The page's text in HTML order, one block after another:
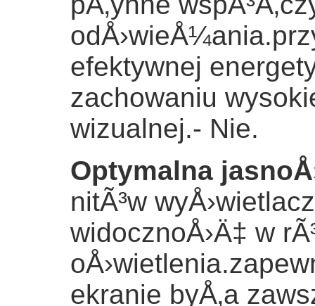
efektywnej
zachowaniu
wizualnej.- Nie.
Optymalna
nitÃ³w
widocznoÅ›Ä‡ w
ekranie byÅ‚a